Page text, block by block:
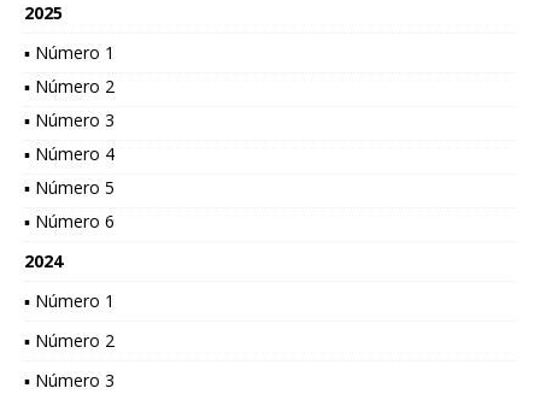
2025
▪ Número 1
▪ Número 2
▪ Número 3
▪ Número 4
▪ Número 5
▪ Número 6
2024
▪ Número 1
▪ Número 2
▪ Número 3